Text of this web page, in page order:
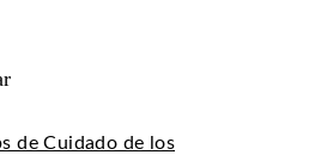
de Cuidado de los